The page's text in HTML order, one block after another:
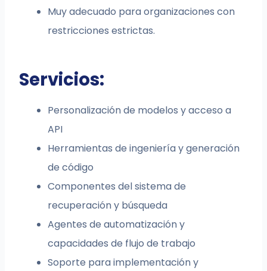
Muy adecuado para organizaciones con
restricciones estrictas.
Servicios:
Personalización de modelos y acceso a
API
Herramientas de ingeniería y generación
de código
Componentes del sistema de
recuperación y búsqueda
Agentes de automatización y
capacidades de flujo de trabajo
Soporte para implementación y